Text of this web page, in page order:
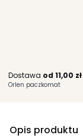
Dostawa od 11,00 zł
Orlen paczkomat
Opis produktu